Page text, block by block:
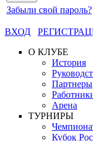
Забыли свой пароль?
ВХОД
О КЛУБЕ
История
Партнеры
Арена
ТУРНИРЫ
Кубок